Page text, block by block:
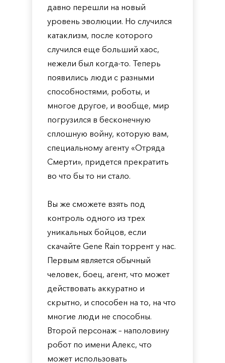
давно перешли на новый
уровень эволюции. Но случился
катаклизм, после которого
случился еще больший хаос,
нежели был когда-то. Теперь
появились люди с разными
способностями, роботы, и
многое другое, и вообще, мир
погрузился в бесконечную
сплошную войну, которую вам,
специальному агенту «Отряда
Смерти», придется прекратить
во что бы то ни стало.
Вы же сможете взять под
контроль одного из трех
уникальных бойцов, если
скачайте Gene Rain торрент у нас.
Первым является обычный
человек, боец, агент, что может
действовать аккуратно и
скрытно, и способен на то, на что
многие люди не способны.
Второй персонаж – наполовину
робот по имени Алекс, что
может использовать